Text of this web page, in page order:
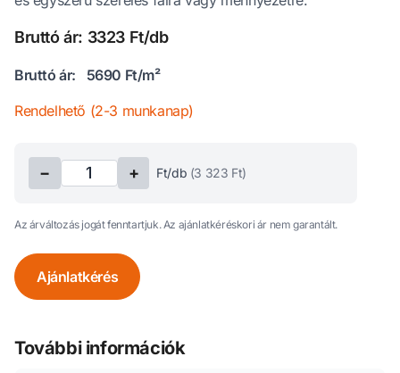
Bruttó ár: 3323 Ft/db
Bruttó ár:
5690 Ft/m²
Rendelhető (2-3 munkanap)
− + Ft/db (3 323 Ft)
Az árváltozás jogát fenntartjuk. Az ajánlatkéréskori ár nem garantált.
Ajánlatkérés
További információk